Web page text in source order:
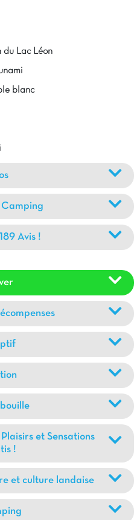
du Lac Léon
blanc
Camping
Avis !
et Sensations
!
et culture landaise